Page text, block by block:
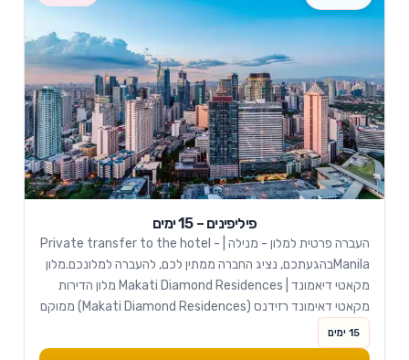
פיליפינים – 15 ימים
העברה פרטית למלון - מנילה | Private transfer to the hotel -
Manilaבהגעתכם, נציג החברה ממתין לכם, להעברה למלונכם.מלון
מקאטי דיאמונד | Makati Diamond Residences מלון הדירות
מקאטי דאימונד רזידנס (Makati Diamond Residences) ממוקם
לאורך רחוב לגאזפי (Legazpi), בלב רובע העסקים המרכזי...
15 ימים